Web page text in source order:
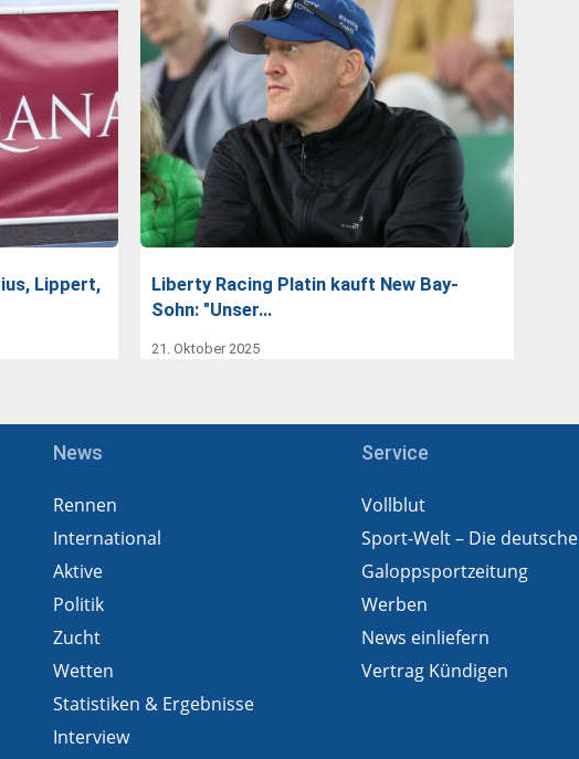
Lippert,
Liberty Racing Platin kauft New Bay-
Sohn: "Unser…
21. Oktober 2025
News
Rennen
International
Aktive
Politik
Zucht
Wetten
Statistiken & Ergebnisse
Interview
Service
Vollblut
Sport-Welt – Die deutsche
Galoppsportzeitung
Werben
News einliefern
Vertrag Kündigen